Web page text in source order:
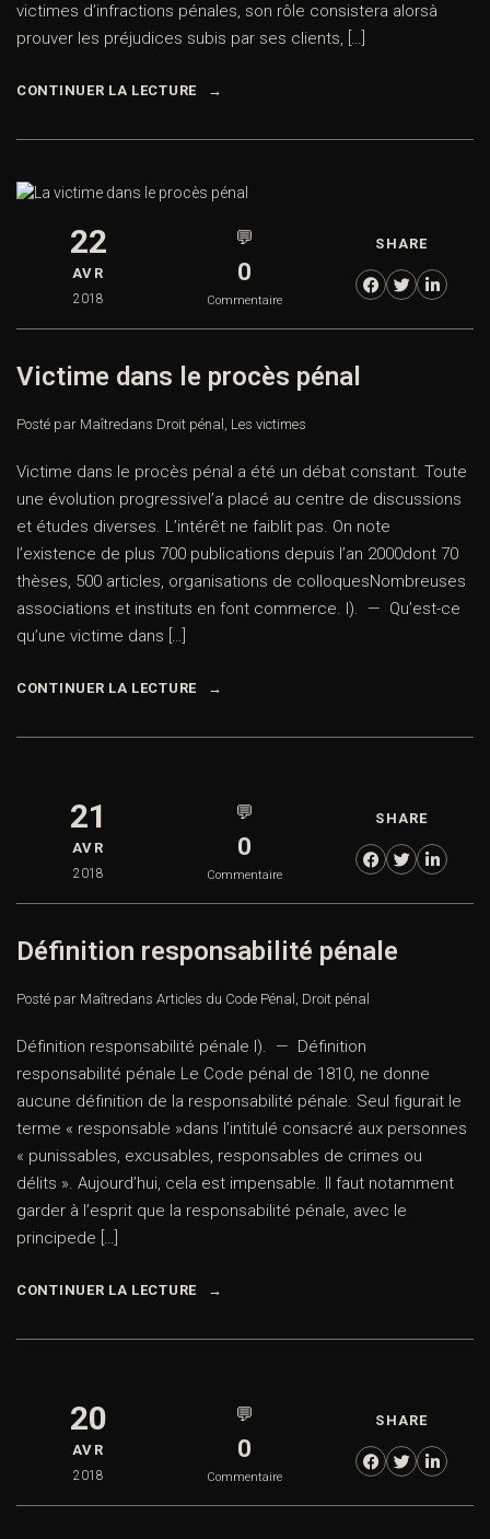
victimes d’infractions pénales, son rôle consistera alorsà
prouver les préjudices subis par ses clients, […]
CONTINUER LA LECTURE
22
AVR
2018
💬
0
Commentaire
SHARE
Victime dans le procès pénal
Posté par Maîtredans Droit pénal , Les victimes
Victime dans le procès pénal a été un débat constant. Toute
une évolution progressivel’a placé au centre de discussions
et études diverses. L’intérêt ne faiblit pas. On note
l’existence de plus 700 publications depuis l’an 2000dont 70
thèses, 500 articles, organisations de colloquesNombreuses
associations et instituts en font commerce. I). — Qu’est-ce
qu’une victime dans […]
CONTINUER LA LECTURE
21
AVR
2018
💬
0
Commentaire
SHARE
Définition responsabilité pénale
Posté par Maîtredans Articles du Code Pénal , Droit pénal
Définition responsabilité pénale I). — Définition
responsabilité pénale Le Code pénal de 1810, ne donne
aucune définition de la responsabilité pénale. Seul figurait le
terme « responsable »dans l’intitulé consacré aux personnes
« punissables, excusables, responsables de crimes ou
délits ». Aujourd’hui, cela est impensable. Il faut notamment
garder à l’esprit que la responsabilité pénale, avec le
principede […]
CONTINUER LA LECTURE
20
AVR
2018
💬
0
Commentaire
SHARE